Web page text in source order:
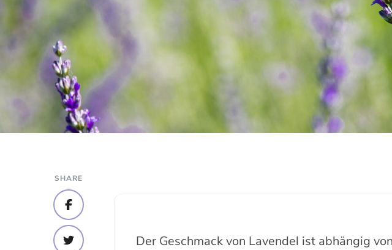
SHARE
Der Geschmack von Lavendel ist abhängig